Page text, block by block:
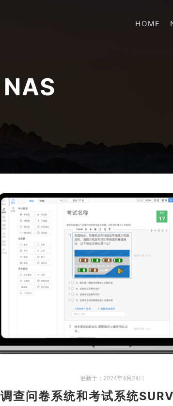
HOME
NAS
更新于： 2024年4月24日
调查问卷系统和考试系统